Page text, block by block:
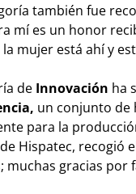
también fue
mí es un honor
mujer está ahí y
de Innovación ha
un conjunto de
para la
de Hispatec,
muchas gracias por